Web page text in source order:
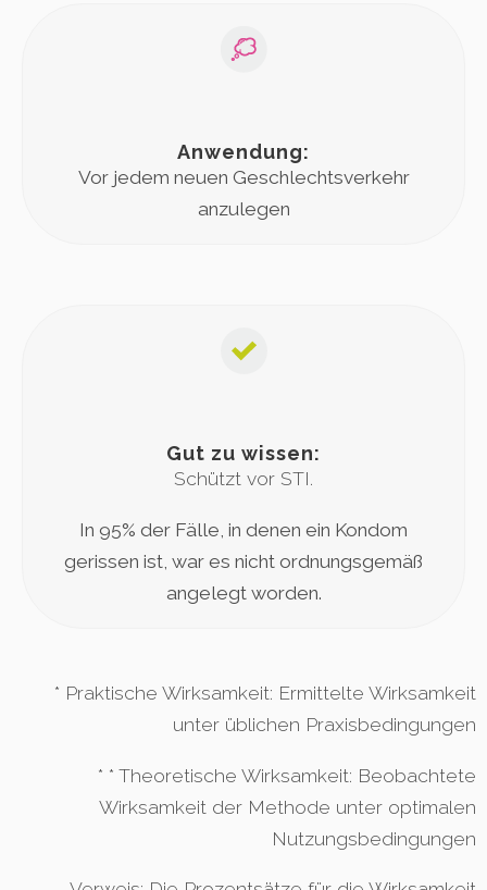
Anwendung:
Vor jedem neuen Geschlechtsverkehr
anzulegen
Gut zu wissen:
Schützt vor STI.
In 95% der Fälle, in denen ein Kondom
gerissen ist, war es nicht ordnungsgemäß
angelegt worden.
* Praktische Wirksamkeit: Ermittelte Wirksamkeit
unter üblichen Praxisbedingungen
* * Theoretische Wirksamkeit: Beobachtete
Wirksamkeit der Methode unter optimalen
Nutzungsbedingungen